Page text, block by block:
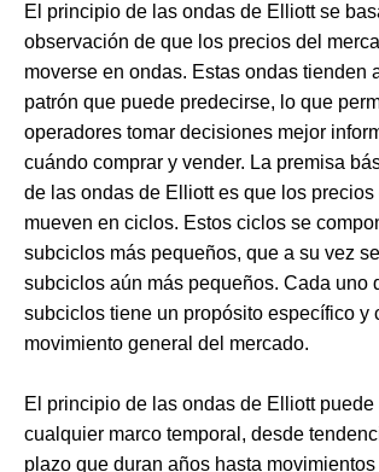
El principio de las ondas de Elliott se
observación de que los precios del
moverse en ondas. Estas ondas tienden
patrón que puede predecirse, lo que
operadores tomar decisiones mejor
cuándo comprar y vender. La premisa
de las ondas de Elliott es que los
mueven en ciclos. Estos ciclos se
subciclos más pequeños, que a su vez
subciclos aún más pequeños. Cada uno
subciclos tiene un propósito específico y
movimiento general del mercado.
El principio de las ondas de Elliott puede
cualquier marco temporal, desde
plazo que duran años hasta